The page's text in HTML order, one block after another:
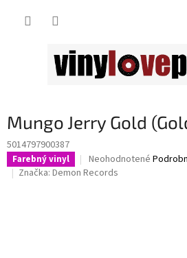
Mungo Jerry Gold
5014797900387
Farebný vinyl
Priemerné
hodnotenie
Neohodnotené
Značka: Demon Records